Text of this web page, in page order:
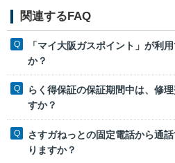
関連するFAQ
「マイ大阪ガスポイント」が利
か？
らく得保証の保証期間中は、修
すか？
さすガねっとの固定電話から通
りますか？